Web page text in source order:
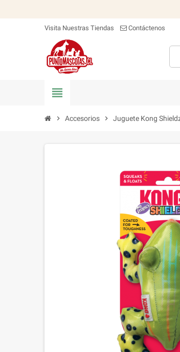
Visita Nuestras Tiendas Contáctenos
view_headline
chevron_right Accesorios chevron_right Juguete Kong